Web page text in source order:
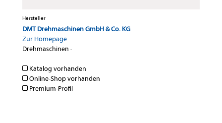
Hersteller
DMT Drehmaschinen GmbH & Co. KG
Zur Homepage
Drehmaschinen ·
Katalog vorhanden
Online-Shop vorhanden
Premium-Profil